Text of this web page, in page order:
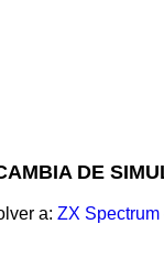
DE
a: ZX Spectrum